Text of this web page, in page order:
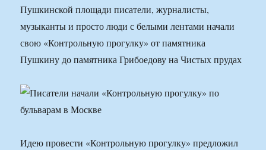
Пушкинской площади писатели, журналисты,
музыканты и просто люди с белыми лентами начали
свою «Контрольную прогулку» от памятника
Пушкину до памятника Грибоедову на Чистых прудах
Идею провести «Контрольную прогулку» предложил